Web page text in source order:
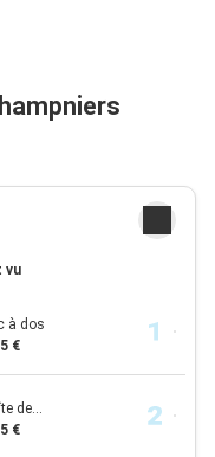
vu
à dos
€
de...
€